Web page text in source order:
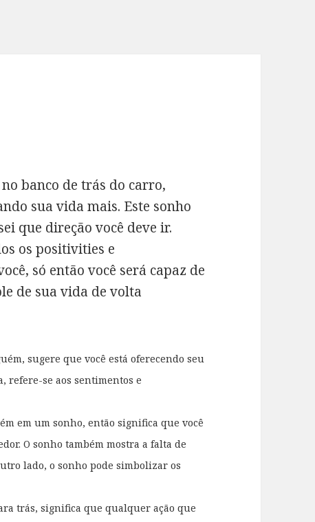
banco de trás do carro,
sua vida mais. Este sonho
que direção você deve ir.
os positivities e
só então você será capaz de
de sua vida de volta
sugere que você está oferecendo seu
refere-se aos sentimentos e
em um sonho, então significa que você
O sonho também mostra a falta de
lado, o sonho pode simbolizar os
trás, significa que qualquer ação que